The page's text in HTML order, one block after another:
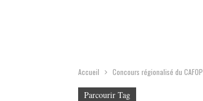
Accueil Concours régionalisé du CAFOP
Parcourir Tag